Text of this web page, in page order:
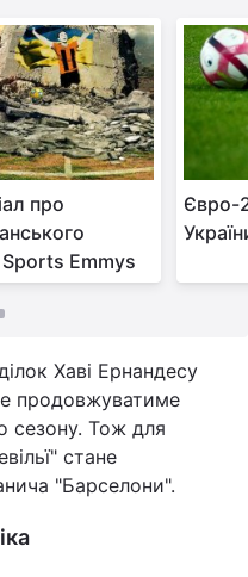
про
Emmys
Євро-
Хаві Ернандесу
продовжуватиме
сезону. Тож для
стане
"Барселони".